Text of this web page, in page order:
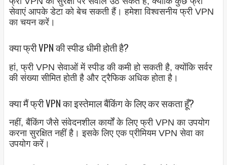
सेवाएं आपके डेटा को बेच सकती हैं। हमेशा विश्वसनीय फ्री VPN
का चयन करें।
क्या फ्री VPN की स्पीड धीमी होती है?
हां, फ्री VPN सेवाओं में स्पीड की कमी हो सकती है, क्योंकि सर्वर
की संख्या सीमित होती है और ट्रैफिक अधिक होता है।
क्या मैं फ्री VPN का इस्तेमाल बैंकिंग के लिए कर सकता हूँ?
नहीं, बैंकिंग जैसे संवेदनशील कार्यों के लिए फ्री VPN का उपयोग
करना सुरक्षित नहीं है। इसके लिए एक प्रीमियम VPN सेवा का
उपयोग करें।